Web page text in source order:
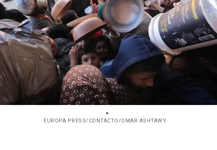
EUROPA PRESS/CONTACTO/OMAR ASHTAWY